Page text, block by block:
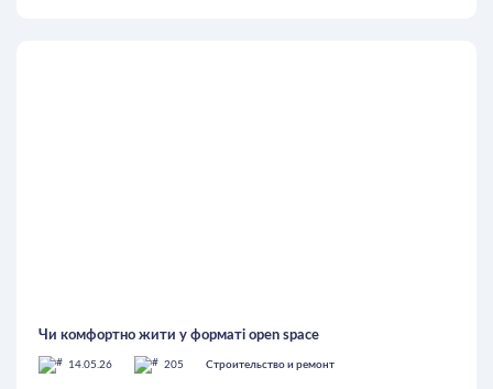
Чи комфортно жити у форматі open space
14.05.26 205 Строительство и ремонт